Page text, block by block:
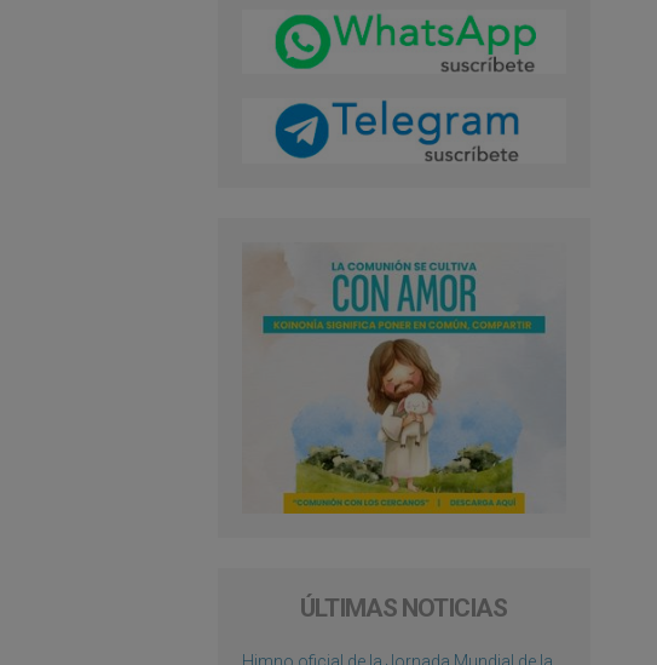
ÚLTIMAS NOTICIAS
Himno oficial de la Jornada Mundial de la